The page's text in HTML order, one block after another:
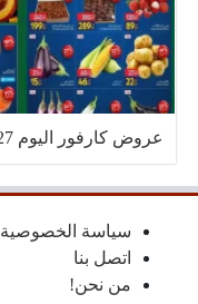
عروض كارفور اليوم 27 يوليو حتى 29 يوليو 2026 الفريش
سياسة الخصوصية
اتصل بنا
من نحن!